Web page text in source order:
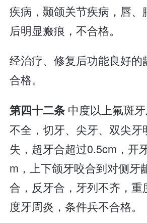
疾病，颞颌关节疾病，唇、
后明显瘢痕，不合格。
经治疗、修复后功能良好的
合格。
第四十二条 中度以上氟斑
不全，切牙、尖牙、双尖牙
失，超牙合超过0.5cm，开
m，上下颌牙咬合到对侧牙
合，反牙合，牙列不齐，重
度牙周炎，条件兵不合格。